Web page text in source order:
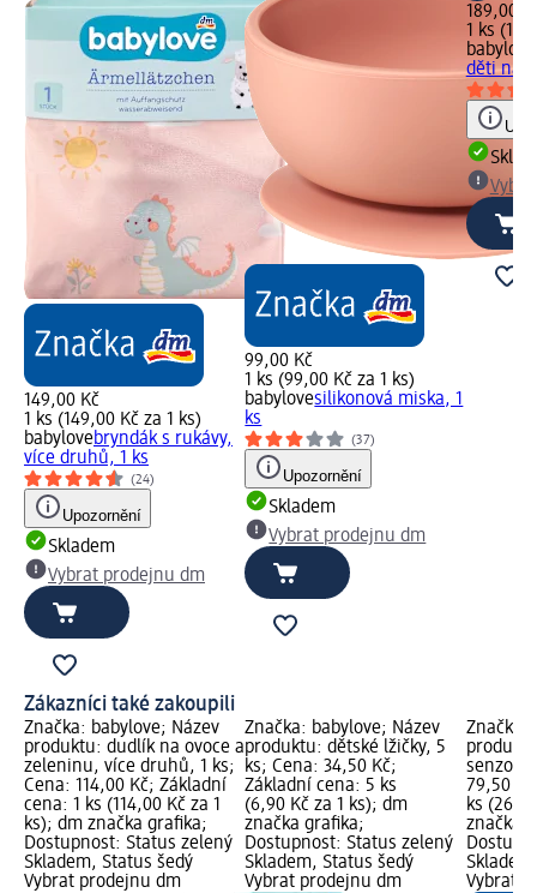
149,00 Kč
1 ks (149,00 Kč za 1 ks)
babylovebryndák s rukávy,
více druhů, 1 ks
(24)
Upozornění
Skladem
Vybrat prodejnu dm
99,00 Kč
1 ks (99,00 Kč za 1 ks)
babylovesilikonová miska, 1
ks
(37)
Upozornění
Skladem
Vybrat prodejnu dm
189,00
1 ks
babylove
děti na
Zákazníci také zakoupili
Značka: babylove; Název
produktu: dudlík na ovoce a
zeleninu, více druhů, 1 ks;
Cena: 114,00 Kč; Základní
cena: 1 ks (114,00 Kč za 1
ks); dm značka grafika;
Dostupnost: Status zelený
Skladem, Status šedý
Vybrat prodejnu dm
Značka: babylove; Název
produktu: dětské lžičky, 5
ks; Cena: 34,50 Kč;
Základní cena: 5 ks
(6,90 Kč za 1 ks); dm
značka grafika;
Dostupnost: Status zelený
Skladem, Status šedý
Vybrat prodejnu dm
Značka:
79,50
ks
značka
Vybrat